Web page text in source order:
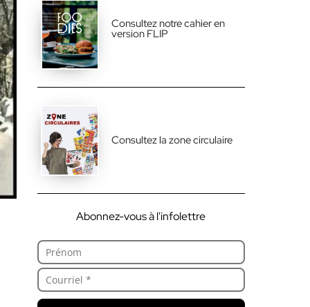
Consultez notre cahier en
version FLIP
Consultez la zone circulaire
Abonnez-vous à l'infolettre